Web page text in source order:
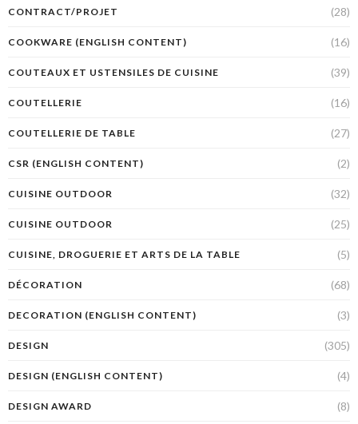
CONTRACT/PROJET (28)
COOKWARE (ENGLISH CONTENT) (16)
COUTEAUX ET USTENSILES DE CUISINE (39)
COUTELLERIE (16)
COUTELLERIE DE TABLE (27)
CSR (ENGLISH CONTENT) (2)
CUISINE OUTDOOR (32)
CUISINE OUTDOOR (25)
CUISINE, DROGUERIE ET ARTS DE LA TABLE (5)
DÉCORATION (68)
DECORATION (ENGLISH CONTENT) (3)
DESIGN (305)
DESIGN (ENGLISH CONTENT) (4)
DESIGN AWARD (8)